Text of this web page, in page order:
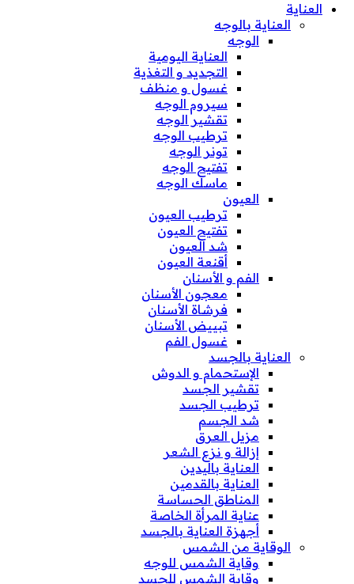
العناية
العناية بالوجه
الوجه
العناية اليومية
التجديد و التغذية
غسول و منظف
سيروم الوجه
تقشير الوجه
ترطيب الوجه
تونر الوجه
تفتيح الوجه
ماسك الوجه
العيون
ترطيب العيون
تفتيح العيون
شد العيون
أقنعة العيون
الفم و الأسنان
معجون الأسنان
فرشاة الأسنان
تبييض الأسنان
غسول الفم
العناية بالجسد
الإستحمام و الدوش
تقشير الجسد
ترطيب الجسد
شد الجسم
مزيل العرق
إزالة و نزع الشعر
العناية باليدين
العناية بالقدمين
المناطق الحساسة
عناية المرأة الخاصة
أجهزة العناية بالجسد
الوقاية من الشمس
وقاية الشمس للوجه
وقاية الشمس للجسد